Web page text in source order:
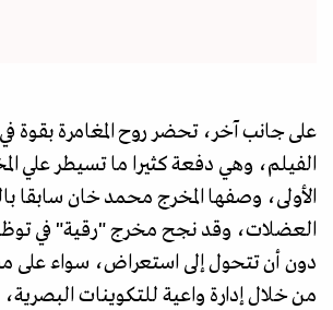
على جانب آخر، تحضر روح المغامرة بقوة
الفيلم، وهي دفعة كثيرا ما تسيطر علي
الأولى، وصفها المخرج محمد خان سابقا
العضلات، وقد نجح مخرج "رقية" في
دون أن تتحول إلى استعراض، سواء على
من خلال إدارة واعية للتكوينات